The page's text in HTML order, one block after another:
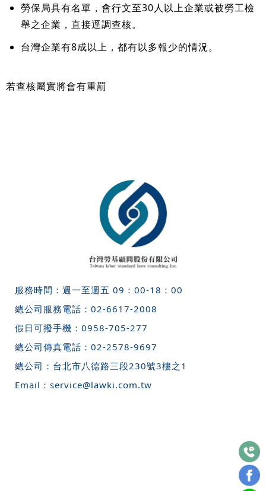
勞保局具有名單，會行文至30人以上企業或被勞工檢
舉之企業，直接逕調查核。
台灣企業有8成以上，都有以多報少的情況。
若查核屬實將會有重罰
服務時間：週一至週五 09：00-18：00
總公司服務電話： 02-6617-2008
假日可撥手機： 0958-705-277
總公司傳真電話： 02-2578-9697
總公司： 台北市八德路三段230號3樓之1
Email： service@lawki.com.tw